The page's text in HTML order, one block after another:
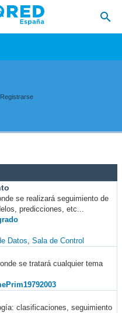
Registrarse
se realizará seguimiento de
predicciones, etc...
Datos Sala de Control
se tratará cualquier tema
clasificaciones, seguimiento